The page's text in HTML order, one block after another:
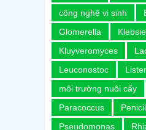
công nghệ vi sinh
Glomerella
Kluyveromyces
Leuconostoc
môi trường nuôi cấy
Paracoccus
Pseudomonas